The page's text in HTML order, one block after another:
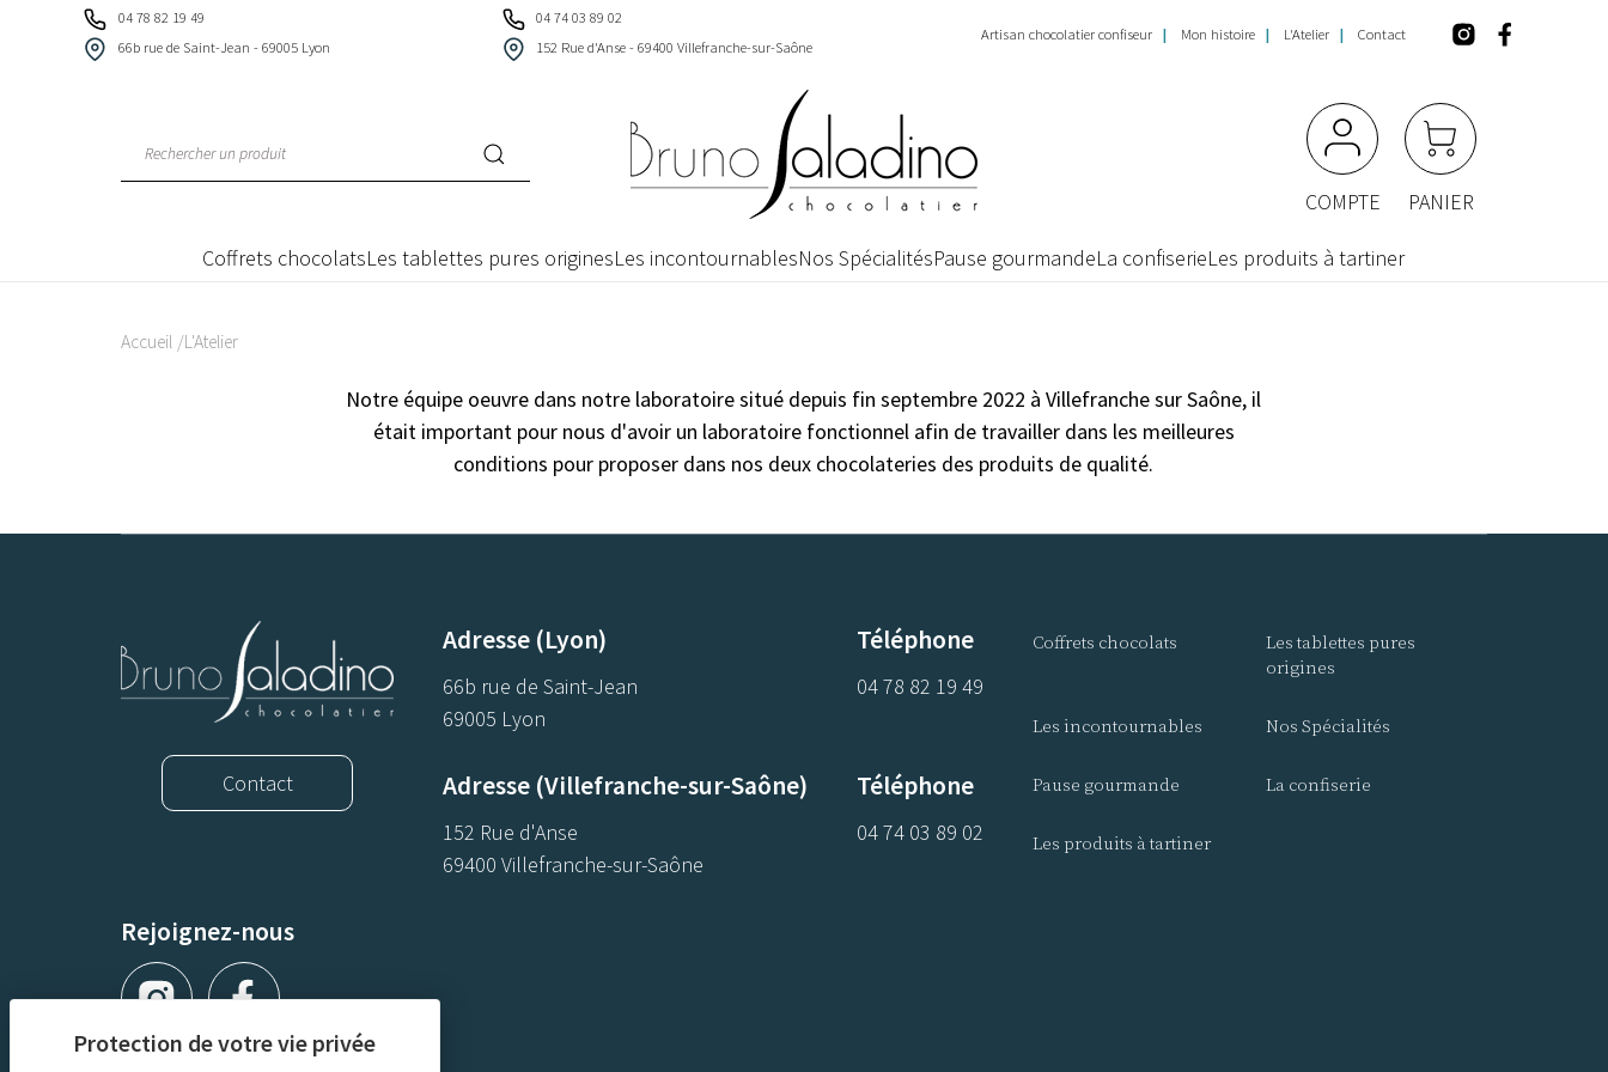
04 78 82 19 49
66b rue de Saint-Jean - 69005 Lyon
04 74 03 89 02
152 Rue d'Anse - 69400 Villefranche-sur-Saône
Artisan chocolatier confiseur Mon histoire L'Atelier Contact
COMPTE PANIER
Coffrets chocolatsLes tablettes pures originesLes incontournablesNos SpécialitésPause gourmandeLa confiserieLes produits à tartiner
Accueil L'Atelier
Notre équipe oeuvre dans notre laboratoire situé depuis fin septembre 2022 à Villefranche sur Saône, il
était important pour nous d'avoir un laboratoire fonctionnel afin de travailler dans les meilleures
conditions pour proposer dans nos deux chocolateries des produits de qualité.
Contact
Adresse (Lyon)
66b rue de Saint-Jean
69005 Lyon
Adresse (Villefranche-sur-Saône)
152 Rue d'Anse
69400 Villefranche-sur-Saône
Téléphone
04 78 82 19 49
Téléphone
04 74 03 89 02
Coffrets chocolats
Les tablettes pures
origines
Les incontournables Nos Spécialités
Pause gourmande La confiserie
Les produits à tartiner
Rejoignez-nous
Panneau de gestion des cookies